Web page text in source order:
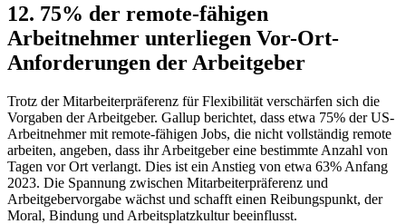
12. 75% der remote-fähigen
Arbeitnehmer unterliegen Vor-Ort-
Anforderungen der Arbeitgeber
Trotz der Mitarbeiterpräferenz für Flexibilität verschärfen sich die
Vorgaben der Arbeitgeber. Gallup berichtet, dass etwa 75% der US-
Arbeitnehmer mit remote-fähigen Jobs, die nicht vollständig remote
arbeiten, angeben, dass ihr Arbeitgeber eine bestimmte Anzahl von
Tagen vor Ort verlangt. Dies ist ein Anstieg von etwa 63% Anfang
2023. Die Spannung zwischen Mitarbeiterpräferenz und
Arbeitgebervorgabe wächst und schafft einen Reibungspunkt, der
Moral, Bindung und Arbeitsplatzkultur beeinflusst.